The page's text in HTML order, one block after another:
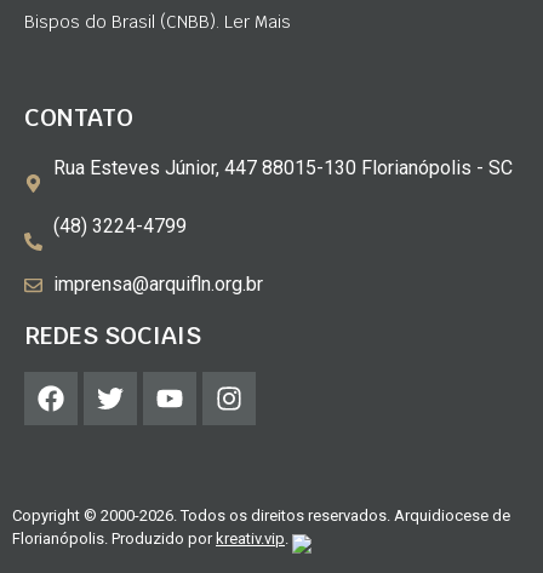
Bispos do Brasil (CNBB). Ler Mais
CONTATO
Rua Esteves Júnior, 447 88015-130 Florianópolis - SC
(48) 3224-4799
imprensa@arquifln.org.br
REDES SOCIAIS
Copyright © 2000-2026. Todos os direitos reservados. Arquidiocese de
Florianópolis. Produzido por kreativ.vip.